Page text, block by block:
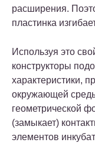
расширения.
пластинка
Используя это
конструкторы
характеристики,
окружающей
геометрической
(замыкает)
элементов